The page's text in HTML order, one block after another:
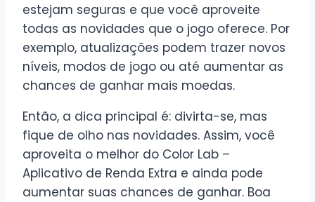
estejam seguras e que você aproveite
todas as novidades que o jogo oferece. Por
exemplo, atualizações podem trazer novos
níveis, modos de jogo ou até aumentar as
chances de ganhar mais moedas.
Então, a dica principal é: divirta-se, mas
fique de olho nas novidades. Assim, você
aproveita o melhor do Color Lab –
Aplicativo de Renda Extra e ainda pode
aumentar suas chances de ganhar. Boa